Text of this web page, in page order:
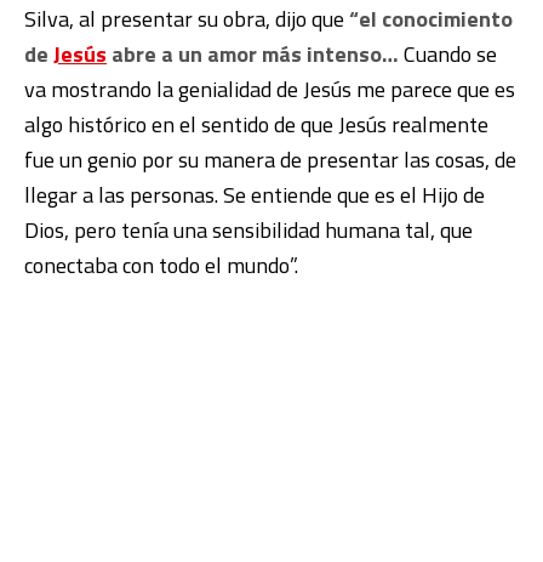
Silva, al presentar su obra, dijo que“el conocimiento
deJesús abre a un amor más intenso…Cuando se
va mostrando la genialidad de Jesús me parece que es
algo histórico en el sentido de que Jesús realmente
fue un genio por su manera de presentar las cosas, de
llegar a las personas. Se entiende que es el Hijo de
Dios, pero tenía una sensibilidad humana tal, que
conectaba con todo el mundo”.